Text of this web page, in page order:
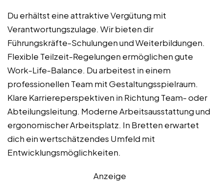
Du erhältst eine attraktive Vergütung mit
Verantwortungszulage. Wir bieten dir
Führungskräfte-Schulungen und Weiterbildungen.
Flexible Teilzeit-Regelungen ermöglichen gute
Work-Life-Balance. Du arbeitest in einem
professionellen Team mit Gestaltungsspielraum.
Klare Karriereperspektiven in Richtung Team- oder
Abteilungsleitung. Moderne Arbeitsausstattung und
ergonomischer Arbeitsplatz. In Bretten erwartet
dich ein wertschätzendes Umfeld mit
Entwicklungsmöglichkeiten.
Anzeige